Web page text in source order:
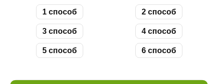
1 способ 2 способ
3 способ 4 способ
5 способ 6 способ